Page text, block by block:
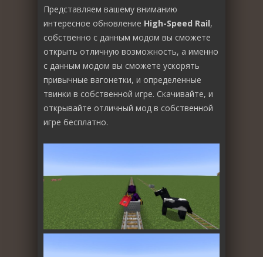
Представляем вашему вниманию
интересное обновление High-Speed Rail,
собственно с данным модом вы сможете
открыть отличную возможность, а именно
с данным модом вы сможете ускорять
привычные вагонетки, и определенные
твинки в собственной игре. Скачивайте, и
открывайте отличный мод в собственной
игре бесплатно.